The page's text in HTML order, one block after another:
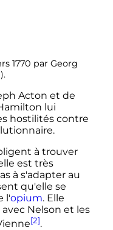
1770 par Georg
.
Acton et de
lui
hostilités contre
à trouver
est très
à s'adapter au
qu'elle se
l'opium. Elle
avec Nelson et les
[2].